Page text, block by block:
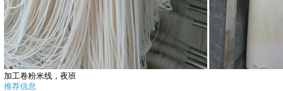
加工卷粉米线，夜班
推荐信息